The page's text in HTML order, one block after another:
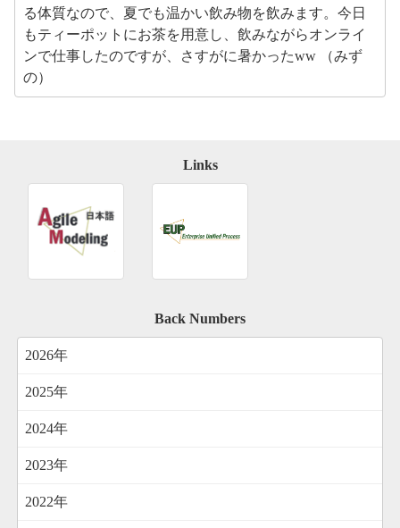
る体質なので、夏でも温かい飲み物を飲みます。今日
もティーポットにお茶を用意し、飲みながらオンライ
ンで仕事したのですが、さすがに暑かったww （みず
の）
Links
Back Numbers
2026年
2025年
2024年
2023年
2022年